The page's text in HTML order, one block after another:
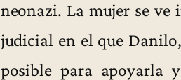
neonazi. La mujer se ve
judicial en el que
posible para apoyarla